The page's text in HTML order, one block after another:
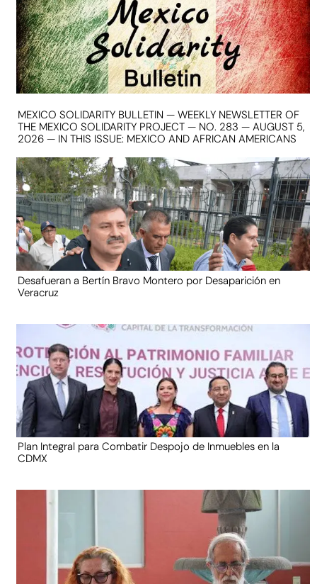
MEXICO SOLIDARITY BULLETIN — WEEKLY NEWSLETTER OF
THE MEXICO SOLIDARITY PROJECT — NO. 283 — AUGUST 5,
2026 — IN THIS ISSUE: MEXICO AND AFRICAN AMERICANS
Desafueran a Bertín Bravo Montero por Desaparición en
Veracruz
Plan Integral para Combatir Despojo de Inmuebles en la
CDMX